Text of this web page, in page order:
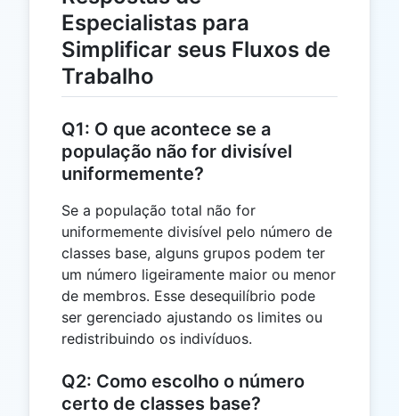
Especialistas para
Simplificar seus Fluxos de
Trabalho
Q1: O que acontece se a
população não for divisível
uniformemente?
Se a população total não for
uniformemente divisível pelo número de
classes base, alguns grupos podem ter
um número ligeiramente maior ou menor
de membros. Esse desequilíbrio pode
ser gerenciado ajustando os limites ou
redistribuindo os indivíduos.
Q2: Como escolho o número
certo de classes base?